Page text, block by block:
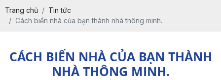
Trang chủ
Tin tức
Cách biến nhà của bạn thành nhà thông minh.
CÁCH BIẾN NHÀ CỦA BẠN THÀNH
NHÀ THÔNG MINH.